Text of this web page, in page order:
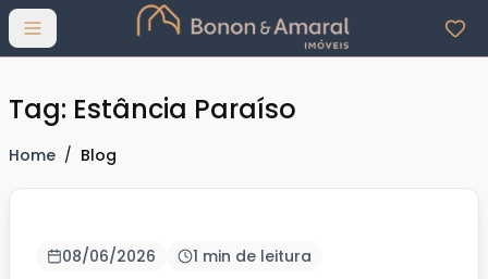
Abrir menu
Tag: Estância Paraíso
Home / Blog
08/06/2026 1 min de leitura